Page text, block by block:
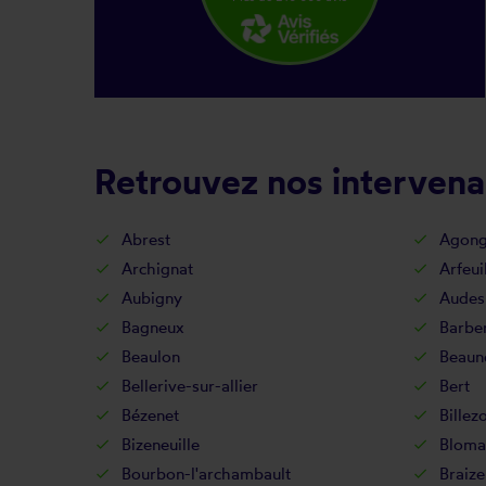
Retrouvez nos
Abrest
Archignat
Aubigny
Audes
Bagneux
Beaulon
Bellerive-sur-allier
Bert
Bézenet
Bizeneuille
Bourbon-l'archambault
Braize